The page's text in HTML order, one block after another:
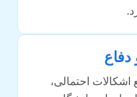
اشکالات احتمالی،